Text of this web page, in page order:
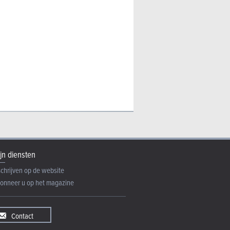
diensten
op de website
u op het magazine
Contact